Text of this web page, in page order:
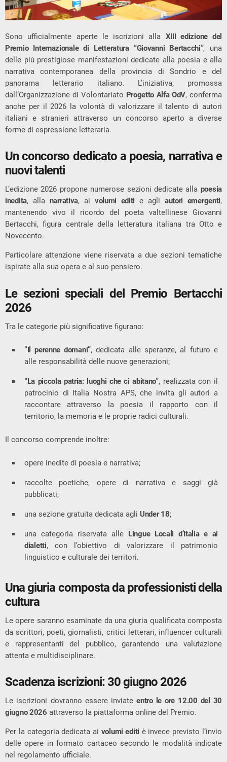
Sono ufficialmente aperte le iscrizioni alla XIII edizione del
Premio Internazionale di Letteratura “Giovanni Bertacchi”, una
delle più prestigiose manifestazioni dedicate alla poesia e alla
narrativa contemporanea della provincia di Sondrio e del
panorama letterario italiano. L’iniziativa, promossa
dall’Organizzazione di Volontariato Progetto Alfa OdV, conferma
anche per il 2026 la volontà di valorizzare il talento di autori
italiani e stranieri attraverso un concorso aperto a diverse
forme di espressione letteraria.
Un concorso dedicato a poesia, narrativa e
nuovi talenti
L’edizione 2026 propone numerose sezioni dedicate alla poesia
inedita, alla narrativa, ai volumi editi e agli autori emergenti,
mantenendo vivo il ricordo del poeta valtellinese Giovanni
Bertacchi, figura centrale della letteratura italiana tra Otto e
Novecento.
Particolare attenzione viene riservata a due sezioni tematiche
ispirate alla sua opera e al suo pensiero.
Le sezioni speciali del Premio Bertacchi
2026
Tra le categorie più significative figurano:
“Il perenne domani”, dedicata alle speranze, al futuro e
alle responsabilità delle nuove generazioni;
“La piccola patria: luoghi che ci abitano”, realizzata con il
patrocinio di Italia Nostra APS, che invita gli autori a
raccontare attraverso la poesia il rapporto con il
territorio, la memoria e le proprie radici culturali.
Il concorso comprende inoltre:
opere inedite di poesia e narrativa;
raccolte poetiche, opere di narrativa e saggi già
pubblicati;
una sezione gratuita dedicata agli Under 18;
una categoria riservata alle Lingue Locali d’Italia e ai
dialetti, con l’obiettivo di valorizzare il patrimonio
linguistico e culturale dei territori.
Una giuria composta da professionisti della
cultura
Le opere saranno esaminate da una giuria qualificata composta
da scrittori, poeti, giornalisti, critici letterari, influencer culturali
e rappresentanti del pubblico, garantendo una valutazione
attenta e multidisciplinare.
Scadenza iscrizioni: 30 giugno 2026
Le iscrizioni dovranno essere inviateentro le ore 12.00 del 30
giugno 2026 attraverso la piattaforma online del Premio.
Per la categoria dedicata ai volumi editi è invece previsto l’invio
delle opere in formato cartaceo secondo le modalità indicate
nel regolamento ufficiale.